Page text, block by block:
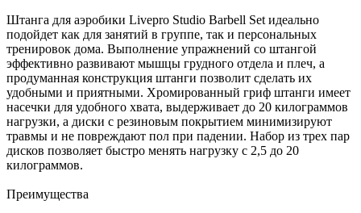
Штанга для аэробики Livepro Studio Barbell Set идеально
подойдет как для занятий в группе, так и персональных
тренировок дома. Выполнение упражнений со штангой
эффективно развивают мышцы грудного отдела и плеч, а
продуманная конструкция штанги позволит сделать их
удобными и приятными. Хромированный гриф штанги имеет
насечки для удобного хвата, выдерживает до 20 килограммов
нагрузки, а диски с резиновым покрытием минимизируют
травмы и не повреждают пол при падении. Набор из трех пар
дисков позволяет быстро менять нагрузку с 2,5 до 20
килограммов.
Преимущества